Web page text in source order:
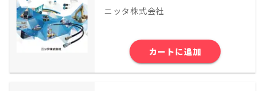
ニッタ株式会社
カートに追加